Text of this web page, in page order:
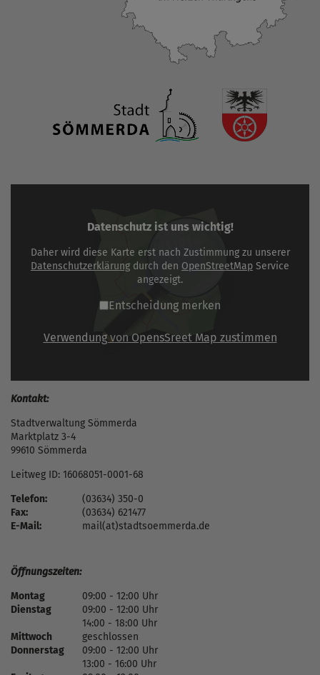
Datenschutz ist uns wichtig!
Daher wird diese Karte erst nach Zustimmung zu unserer
Datenschutzerklärung durch den OpenStreetMap Service
angezeigt.
Entscheidung merken
Verwendung von OpensSreet Map zustimmen
Kontakt:
Stadtverwaltung Sömmerda
Marktplatz 3-4
99610 Sömmerda
Leitweg ID: 16068051-0001-68
Telefon:
(03634) 350-0
Fax:
(03634) 621477
E-Mail:
mail(at)stadtsoemmerda.de
Öffnungszeiten:
Montag
09:00 - 12:00 Uhr
Dienstag
09:00 - 12:00 Uhr
14:00 - 18:00 Uhr
Mittwoch
geschlossen
Donnerstag
09:00 - 12:00 Uhr
13:00 - 16:00 Uhr